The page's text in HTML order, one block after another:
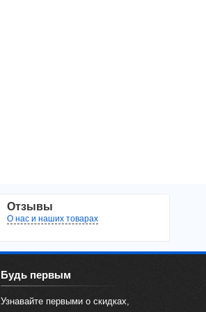
Отзывы
О нас и наших товарах
Будь первым
Узнавайте первыми о скидках,